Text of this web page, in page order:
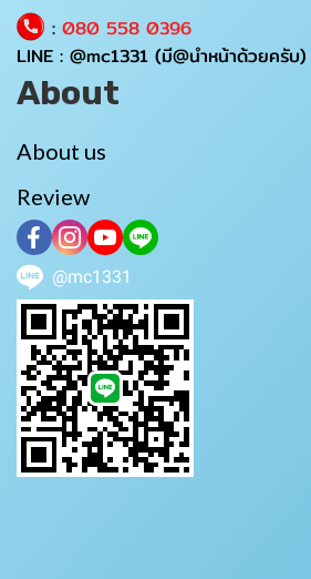
: 080 558 0396
LINE : @mc1331 (มี@นำหน้าด้วยครับ)
About
About us
Review
@mc1331